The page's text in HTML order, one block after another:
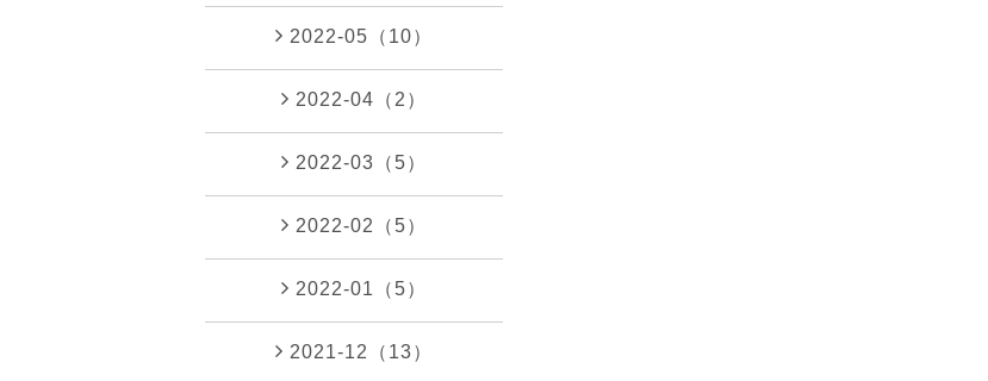
2022-05（10）
2022-04（2）
2022-03（5）
2022-02（5）
2022-01（5）
2021-12（13）